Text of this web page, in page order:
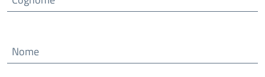
Nome